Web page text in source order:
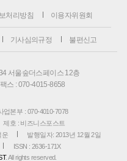
처리방침 이용자위원회
기사심의규정 불편신고
서울숲더스페이스 12층
팩스 : 070-4015-8658
업본부 : 070-4010-7078
제호 : 비즈니스포스트
운
발행일자: 2013년 12월 2일
ISSN : 2636-171X
. All rights reserved.